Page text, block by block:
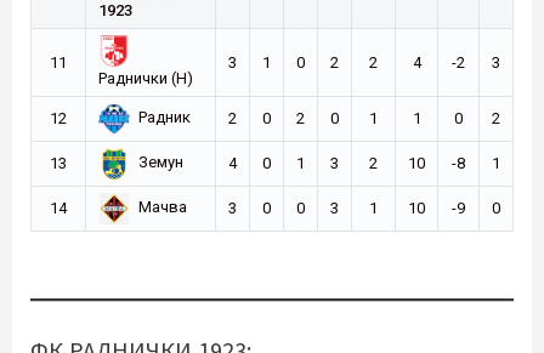
1923
11
Раднички (Н)
3 1 0 2 2 4 -2 3
12 Радник 2 0 2 0 1 1 0 2
13 Земун 4 0 1 3 2 10 -8 1
14 Мачва 3 0 0 3 1 10 -9 0